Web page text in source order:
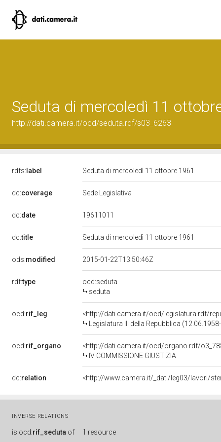
Seduta di mercoledì 11
http://dati.camera.it/ocd/seduta.rdf/s03_6263
rdfs: label Seduta di mercoledì 11 ottobre 1961
dc:coverage Sede Legislativa
dc:date 19611011
dc:title Seduta di mercoledì 11 ottobre 1961
ods:modified 2015-01-22T13:50:46Z
rdf:type
ocd:seduta
seduta
ocd:rif_leg
<http://dati.camera.it/ocd/legislatura.rdf/
Legislatura III della Repubblica
ocd:rif_organo
<http://dati.camera.it/ocd/organo.rdf/
IV COMMISSIONE GIUSTIZIA
dc:relation <http://www.camera.it/_dati/leg03/lavori/
INVERSE RELATIONS
is ocd:rif_seduta of 1 resource